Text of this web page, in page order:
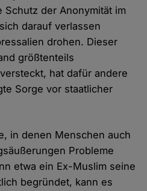
der Anonymität im
darauf verlassen
drohen. Dieser
größtenteils
hat dafür andere
Sorge vor staatlicher
in denen Menschen auch
Probleme
etwa ein Ex-Muslim seine
begründet, kann es